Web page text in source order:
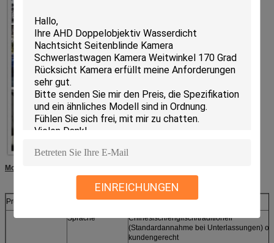
EINREICHUNGEN
Mobiler CCTV DVR für Fahrzeuge Datenblatt:
Projekt Parameter Sd-Karten-Art
Sprache
Chinesisch/englisch/traditionell
(Standardannahme bei Unterlassungen)
kundengerecht